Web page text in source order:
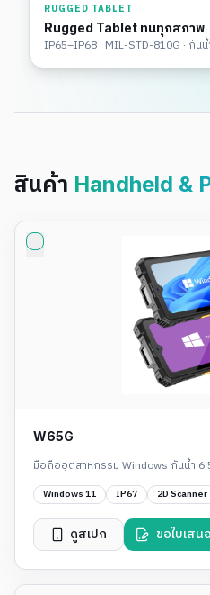
RUGGED TABLET
Rugged Tablet ทนทุกสภาพ
IP65–IP68 · MIL-STD-810G · กั
สินค้า Handheld &
W65G
มือถืออุตสาหกรรม Windows กันน้ำ
Windows 11 IP67 2D Scanner
ดูสเปก ขอใบเสน